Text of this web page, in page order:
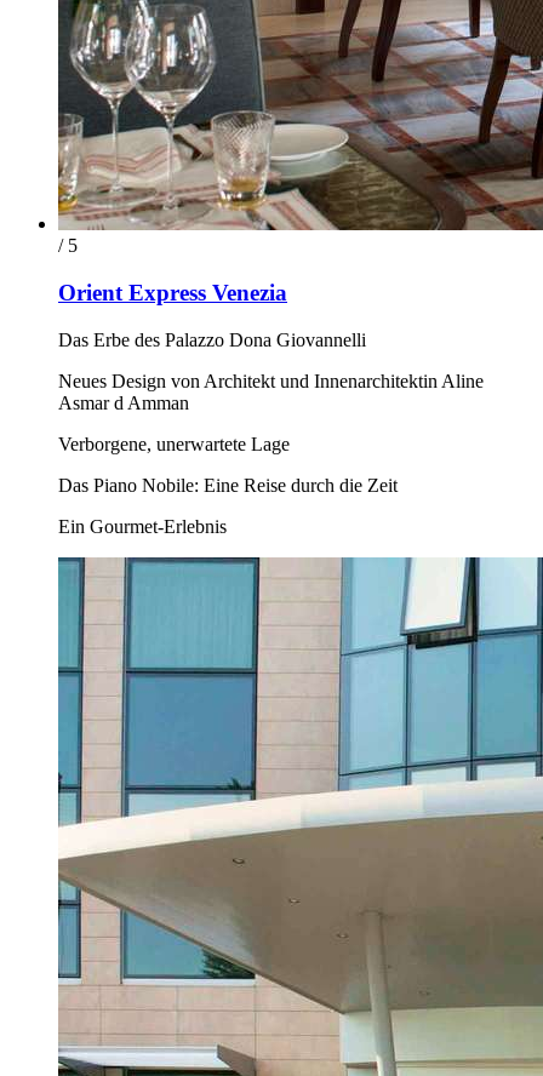
/ 5
Orient Express Venezia
Das Erbe des Palazzo Dona Giovannelli
Neues Design von Architekt und Innenarchitektin Aline
Asmar d Amman
Verborgene, unerwartete Lage
Das Piano Nobile: Eine Reise durch die Zeit
Ein Gourmet-Erlebnis